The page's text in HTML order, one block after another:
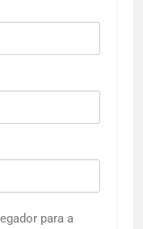
para a